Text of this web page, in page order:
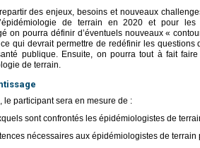
des enjeux, besoins et nouveaux
de terrain en 2020 et pour
on pourra définir d’éventuels nouveaux «
qui devrait permettre de redéfinir les
publique. Ensuite, on pourra tout à fait
de terrain.
le participant sera en mesure de :
sont confrontés les épidémiologistes de
nécessaires aux épidémiologistes de